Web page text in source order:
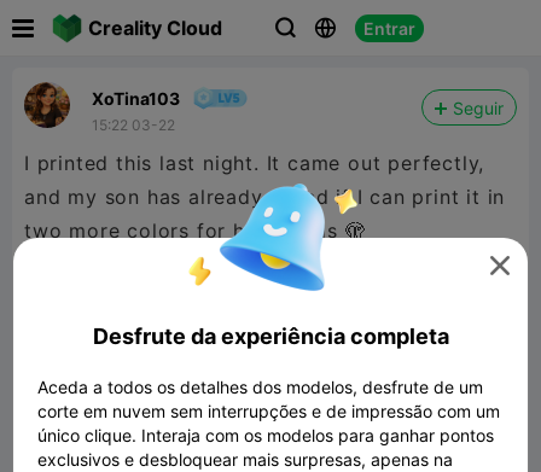
Creality Cloud   Entrar
XoTina103
15:22 03-22
Seguir
I printed this last night. It came out perfectly,
and my son has already asked if I can print it in
two more colors for his friends 🫣

Desfrute da experiência completa
Aceda a todos os detalhes dos modelos, desfrute de um
corte em nuvem sem interrupções e de impressão com um
único clique. Interaja com os modelos para ganhar pontos
exclusivos e desbloquear mais surpresas, apenas na